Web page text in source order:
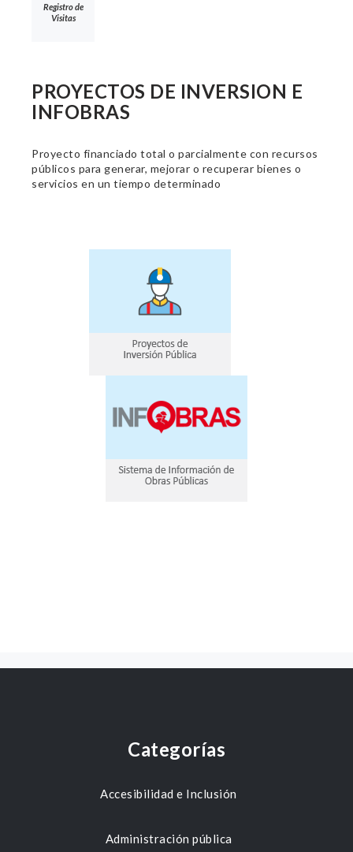
Registro de
Visitas
PROYECTOS DE INVERSION E
INFOBRAS
Proyecto financiado total o parcialmente con recursos
públicos para generar, mejorar o recuperar bienes o
servicios en un tiempo determinado
Categorías
Accesibilidad e Inclusión
Administración pública